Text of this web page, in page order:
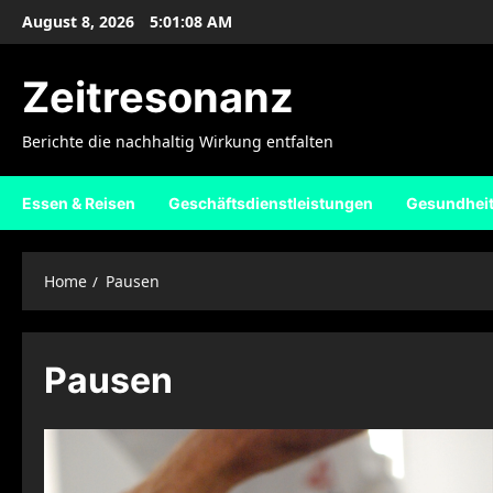
SkipAugust 8, 2026 5:01:09 AM
Zeitresonanz
Berichte die nachhaltig Wirkung entfalten
Essen & Reisen Geschäftsdienstleistungen Gesundheit
Home Pausen
Pausen